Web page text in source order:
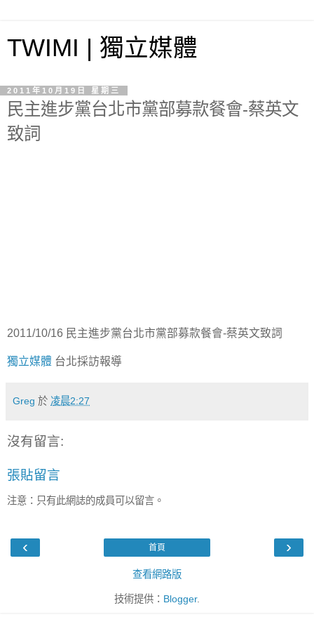
TWIMI | 獨立媒體
2011年10月19日 星期三
民主進步黨台北市黨部募款餐會-蔡英文
致詞
2011/10/16 民主進步黨台北市黨部募款餐會-蔡英文致詞
獨立媒體 台北採訪報導
Greg 於 凌晨2:27
沒有留言:
張貼留言
注意：只有此網誌的成員可以留言。
‹ ›
首頁
查看網路版
技術提供： Blogger.